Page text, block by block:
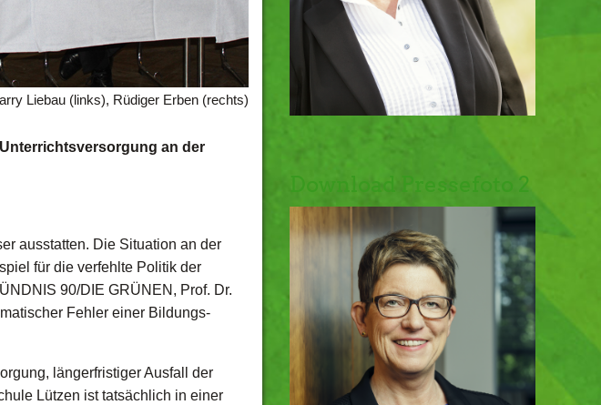
Liebau (links), Rüdiger Erben (rechts)
an der
ausstatten. Die Situation an der
für die verfehlte Politik der
90/DIE GRÜNEN, Prof. Dr.
Fehler einer Bildungs-
längerfristiger Ausfall der
Lützen ist tatsächlich in einer
Download Pressefoto 2